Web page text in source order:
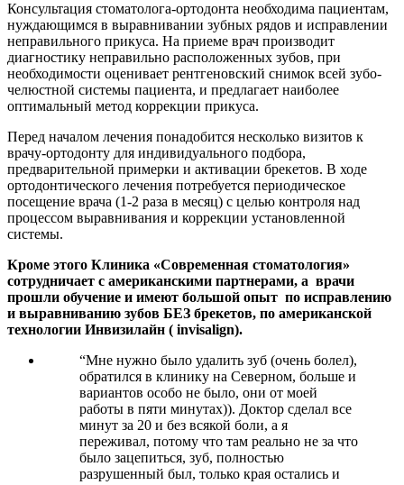
Консультация стоматолога-ортодонта необходима пациентам,
нуждающимся в выравнивании зубных рядов и исправлении
неправильного прикуса. На приеме врач производит
диагностику неправильно расположенных зубов, при
необходимости оценивает рентгеновский снимок всей зубо-
челюстной системы пациента, и предлагает наиболее
оптимальный метод коррекции прикуса.
Перед началом лечения понадобится несколько визитов к
врачу-ортодонту для индивидуального подбора,
предварительной примерки и активации брекетов. В ходе
ортодонтического лечения потребуется периодическое
посещение врача (1-2 раза в месяц) с целью контроля над
процессом выравнивания и коррекции установленной
системы.
Кроме этого Клиника «Современная стоматология»
сотрудничает с американскими партнерами, а врачи
прошли обучение и имеют большой опыт по исправлению
и выравниванию зубов БЕЗ брекетов, по американской
технологии Инвизилайн ( invisalign).
“Мне нужно было удалить зуб (очень болел),
обратился в клинику на Северном, больше и
вариантов особо не было, они от моей
работы в пяти минутах)). Доктор сделал все
минут за 20 и без всякой боли, а я
переживал, потому что там реально не за что
было зацепиться, зуб, полностью
разрушенный был, только края остались и